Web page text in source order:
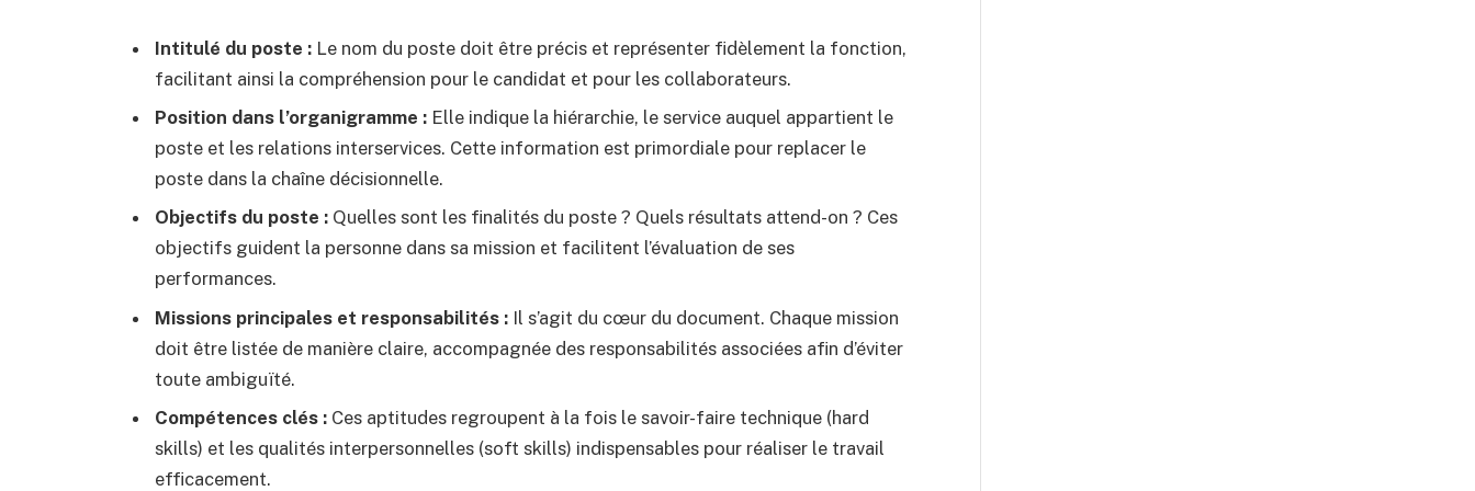
Intitulé du poste : Le nom du poste doit être précis et représenter fidèlement la fonction,
facilitant ainsi la compréhension pour le candidat et pour les collaborateurs.
Position dans l’organigramme : Elle indique la hiérarchie, le service auquel appartient le
poste et les relations interservices. Cette information est primordiale pour replacer le
poste dans la chaîne décisionnelle.
Objectifs du poste : Quelles sont les finalités du poste ? Quels résultats attend-on ? Ces
objectifs guident la personne dans sa mission et facilitent l’évaluation de ses
performances.
Missions principales et responsabilités : Il s’agit du cœur du document. Chaque mission
doit être listée de manière claire, accompagnée des responsabilités associées afin d’éviter
toute ambiguïté.
Compétences clés : Ces aptitudes regroupent à la fois le savoir-faire technique (hard
skills) et les qualités interpersonnelles (soft skills) indispensables pour réaliser le travail
efficacement.